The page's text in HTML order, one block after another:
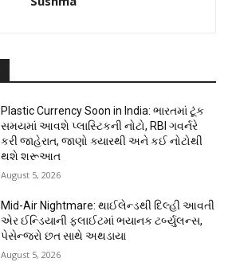
Plastic Currency Soon in India: ભારતમાં ટૂંક
સમયમાં આવશે પ્લાસ્ટિકની નોટો, RBI ગવર્નરે
કરી જાહેરાત, જાણો ક્યારથી અને કઈ નોટોથી
થશે શરૂઆત
August 5, 2026
Mid-Air Nightmare: થાઈલેન્ડથી દિલ્હી આવતી
એર ઈન્ડિયાની ફ્લાઈટમાં ભયાનક ટર્બ્યુલન્સ,
પેસેન્જરો છત સાથે અથડાયા
August 5, 2026